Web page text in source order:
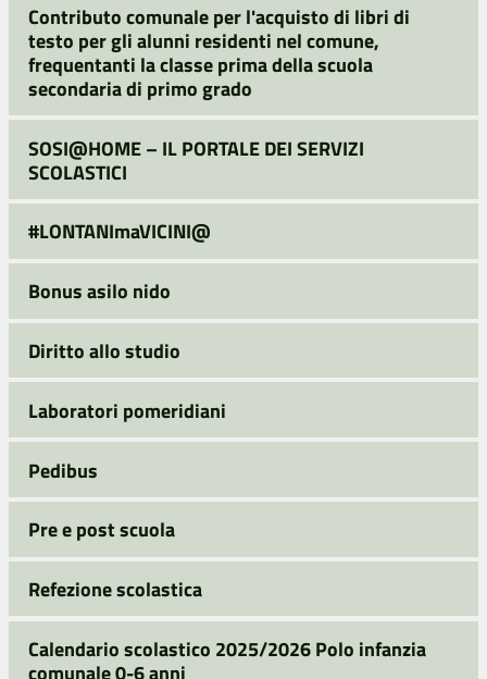
Contributo comunale per l'acquisto di libri di
testo per gli alunni residenti nel comune,
frequentanti la classe prima della scuola
secondaria di primo grado
SOSI@HOME – IL PORTALE DEI SERVIZI
SCOLASTICI
#LONTANImaVICINI@
Bonus asilo nido
Diritto allo studio
Laboratori pomeridiani
Pedibus
Pre e post scuola
Refezione scolastica
Calendario scolastico 2025/2026 Polo infanzia
comunale 0-6 anni